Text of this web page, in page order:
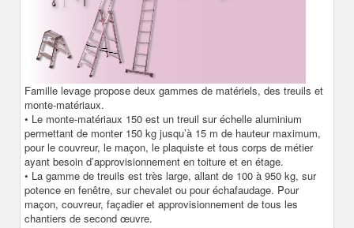
Famille levage propose deux gammes de matériels, des treuils et
monte-matériaux.
• Le monte-matériaux 150 est un treuil sur échelle aluminium
permettant de monter 150 kg jusqu’à 15 m de hauteur maximum,
pour le couvreur, le maçon, le plaquiste et tous corps de métier
ayant besoin d’approvisionnement en toiture et en étage.
• La gamme de treuils est très large, allant de 100 à 950 kg, sur
potence en fenêtre, sur chevalet ou pour échafaudage. Pour
maçon, couvreur, façadier et approvisionnement de tous les
chantiers de second œuvre.